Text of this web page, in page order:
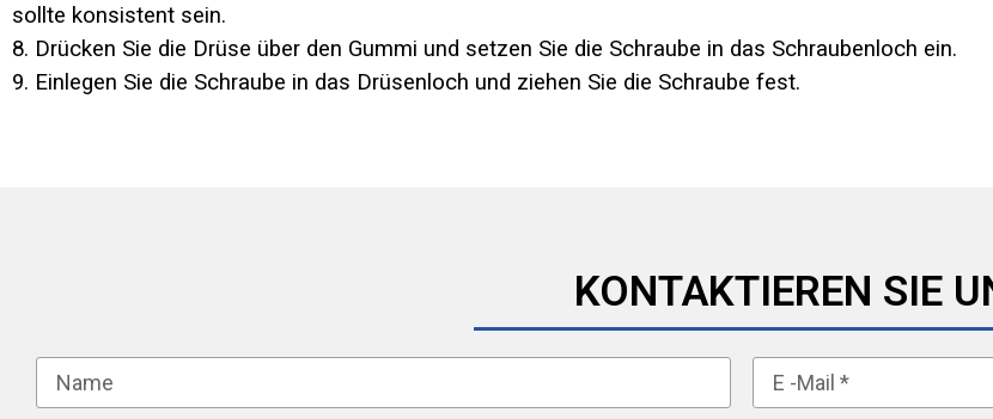
sollte konsistent sein.
8. Drücken Sie die Drüse über den Gummi und setzen Sie die Schraube in das Schraubenloch ein.
9. Einlegen Sie die Schraube in das Drüsenloch und ziehen Sie die Schraube fest.
KONTAKTIEREN SIE